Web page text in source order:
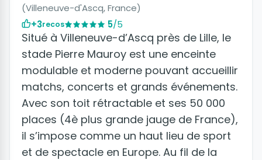
(Villeneuve-d'Ascq, France)
+3recos 5/5
Situé à Villeneuve-d’Ascq près de Lille, le
stade Pierre Mauroy est une enceinte
modulable et moderne pouvant accueillir
matchs, concerts et grands événements.
Avec son toit rétractable et ses 50 000
places (4è plus grande jauge de France),
il s’impose comme un haut lieu de sport
et de spectacle en Europe. Au fil de la